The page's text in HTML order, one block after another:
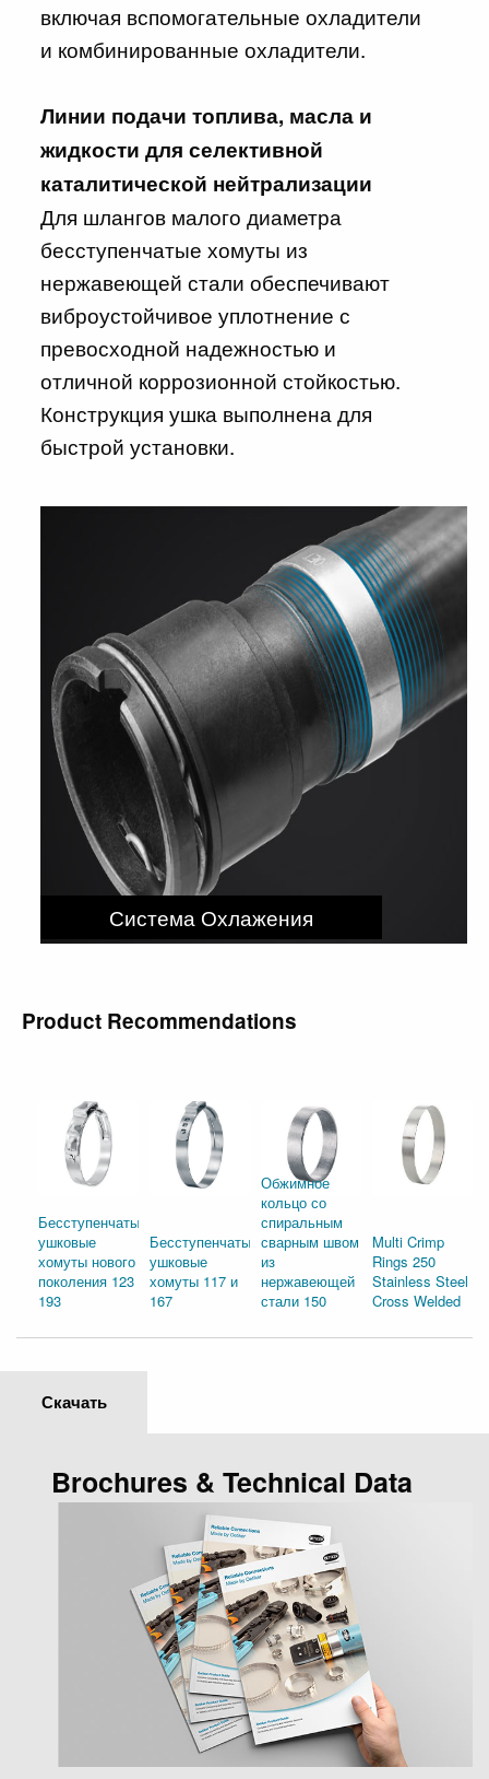
включая вспомогательные охладители
и комбинированные охладители.
Линии подачи топлива, масла и
жидкости для селективной
каталитической нейтрализации
Для шлангов малого диаметра
бесступенчатые хомуты из
нержавеющей стали обеспечивают
виброустойчивое уплотнение с
превосходной надежностью и
отличной коррозионной стойкостью.
Конструкция ушка выполнена для
быстрой установки.
Система Охлажения
Product Recommendations
Бесступенчатые
ушковые
хомуты нового
поколения 123 и
193
Бесступенчатые
ушковые
хомуты 117 и
167
Обжимное
кольцо со
спиральным
сварным швом
из
нержавеющей
стали 150
Multi Crimp
Rings 250
Stainless Steel
Cross Welded
Скачать
Brochures & Technical Data